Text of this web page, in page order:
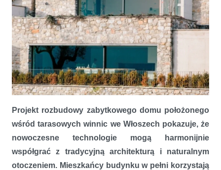
Projekt rozbudowy zabytkowego domu położonego
wśród tarasowych winnic we Włoszech pokazuje, że
nowoczesne technologie mogą harmonijnie
współgrać z tradycyjną architekturą i naturalnym
otoczeniem. Mieszkańcy budynku w pełni korzystają